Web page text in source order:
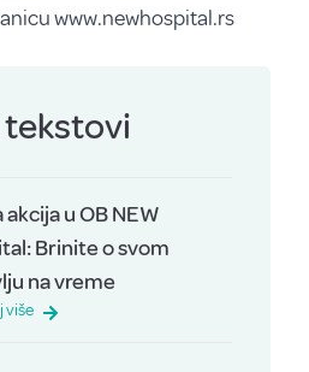
www.newhospital.rs
akcija u OB NEW
Brinite o svom
na vreme
više